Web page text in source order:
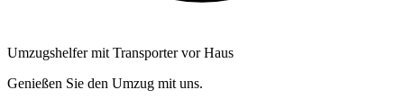
Umzugshelfer mit Transporter vor Haus
Genießen Sie den Umzug mit uns.